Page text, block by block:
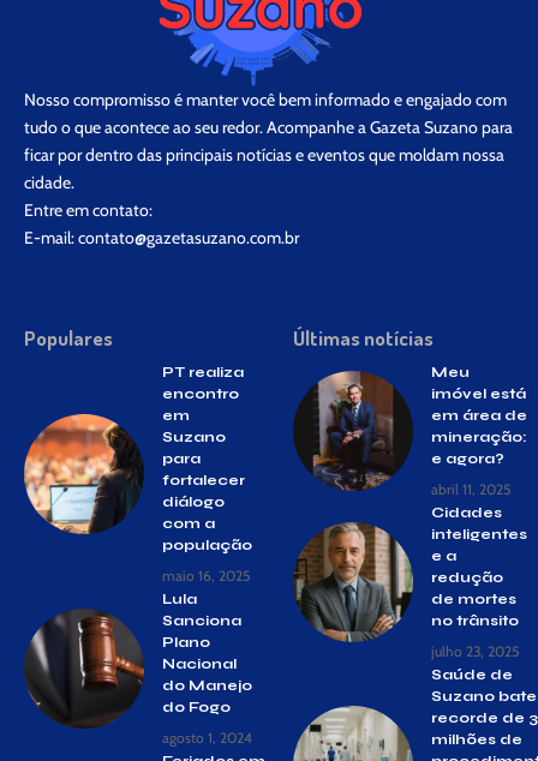
Nosso compromisso é manter você bem informado e engajado com
tudo o que acontece ao seu redor. Acompanhe a Gazeta Suzano para
ficar por dentro das principais notícias e eventos que moldam nossa
cidade.
Entre em contato:
E-mail:contato@gazetasuzano.com.br
Populares
PT realiza
encontro
em
Suzano
para
fortalecer
diálogo
com a
população
maio 16, 2025
Lula
Sanciona
Plano
Nacional
do Manejo
do Fogo
agosto 1, 2024
Últimas notícias
Meu
imóvel está
em área de
mineração:
e agora?
abril 11, 2025
Cidades
inteligentes
e a
redução
de mortes
no trânsito
julho 23, 2025
Saúde de
Suzano bate
recorde de
milhões de